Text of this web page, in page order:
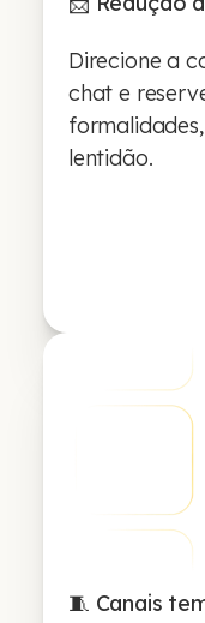
Direcione a
chat e
lentidão.
🧵 Canais